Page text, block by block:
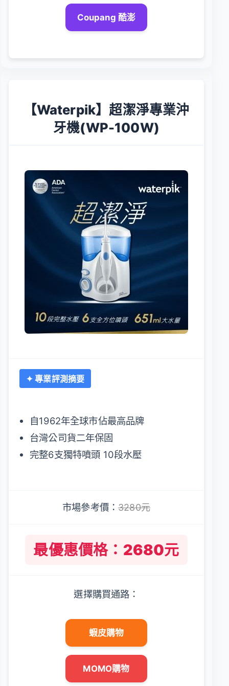
Coupang 酷澎
【Waterpik】超潔淨專業沖
牙機(WP-100W)
✦ 專業評測摘要
自1962年全球市佔最高品牌
台灣公司貨二年保固
完整6支獨特噴頭 10段水壓
市場參考價：3280元
最優惠價格：2680元
選擇購買通路：
蝦皮購物
MOMO購物